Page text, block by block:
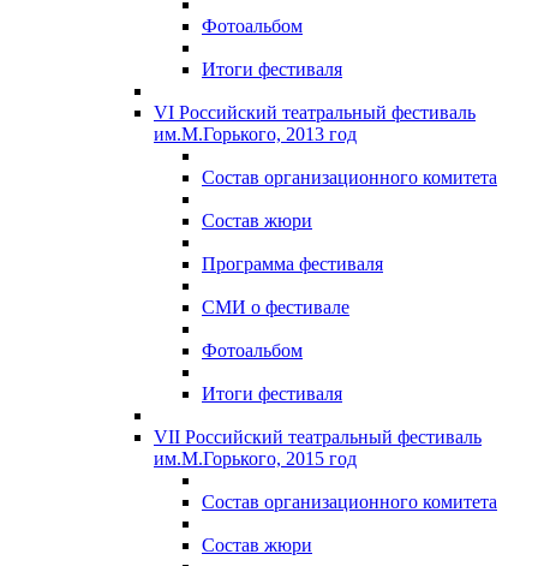
Фотоальбом
Итоги фестиваля
VI Российский театральный фестиваль
им.М.Горького, 2013 год
Состав организационного комитета
Состав жюри
Программа фестиваля
СМИ о фестивале
Фотоальбом
Итоги фестиваля
VII Российский театральный фестиваль
им.М.Горького, 2015 год
Состав организационного комитета
Состав жюри